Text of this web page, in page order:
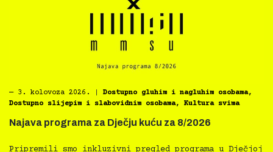
― 3. kolovoza 2026. Dostupno gluhim i nagluhim osobama,
Dostupno slijepim i slabovidnim osobama, Kultura svima
Najava programa za Dječju kuću za 8/2026
Pripremili smo inkluzivni pregled programa u Dječjoj